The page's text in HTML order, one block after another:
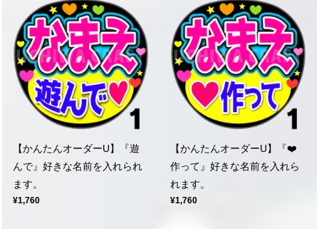
【かんたんオーダーU】『遊
んで』好きな名前を入れられ
ます。
¥1,760
【かんたんオーダーU】『❤️
作って』好きな名前を入れら
れます。
¥1,760